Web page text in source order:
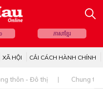
ភាសាខ្មែរ
XÃ HỘI CẢI CÁCH HÀNH CHÍNH
thôn - Đô thị Chung